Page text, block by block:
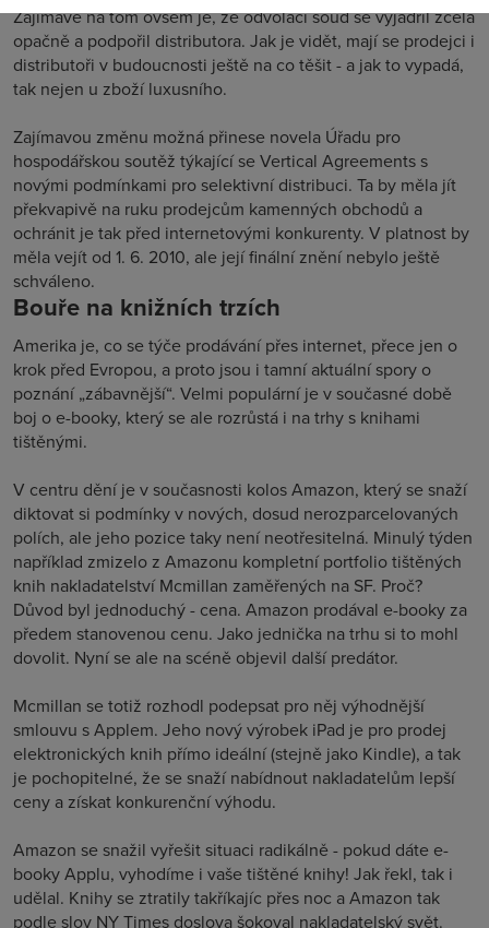
Zajímavé na tom ovšem je, že odvolací soud se vyjádřil zcela
opačně a podpořil distributora. Jak je vidět, mají se prodejci i
distributoři v budoucnosti ještě na co těšit - a jak to vypadá,
tak nejen u zboží luxusního.
Zajímavou změnu možná přinese novela Úřadu pro
hospodářskou soutěž týkající se Vertical Agreements s
novými podmínkami pro selektivní distribuci. Ta by měla jít
překvapivě na ruku prodejcům kamenných obchodů a
ochránit je tak před internetovými konkurenty. V platnost by
měla vejít od 1. 6. 2010, ale její finální znění nebylo ještě
schváleno.
Bouře na knižních trzích
Amerika je, co se týče prodávání přes internet, přece jen o
krok před Evropou, a proto jsou i tamní aktuální spory o
poznání „zábavnější“. Velmi populární je v současné době
boj o e-booky, který se ale rozrůstá i na trhy s knihami
tištěnými.
V centru dění je v současnosti kolos Amazon, který se snaží
diktovat si podmínky v nových, dosud nerozparcelovaných
polích, ale jeho pozice taky není neotřesitelná. Minulý týden
například zmizelo z Amazonu kompletní portfolio tištěných
knih nakladatelství Mcmillan zaměřených na SF. Proč?
Důvod byl jednoduchý - cena. Amazon prodával e-booky za
předem stanovenou cenu. Jako jednička na trhu si to mohl
dovolit. Nyní se ale na scéně objevil další predátor.
Mcmillan se totiž rozhodl podepsat pro něj výhodnější
smlouvu s Applem. Jeho nový výrobek iPad je pro prodej
elektronických knih přímo ideální (stejně jako Kindle), a tak
je pochopitelné, že se snaží nabídnout nakladatelům lepší
ceny a získat konkurenční výhodu.
Amazon se snažil vyřešit situaci radikálně - pokud dáte e-
booky Applu, vyhodíme i vaše tištěné knihy! Jak řekl, tak i
udělal. Knihy se ztratily takříkajíc přes noc a Amazon tak
podle slov NY Times doslova šokoval nakladatelský svět.